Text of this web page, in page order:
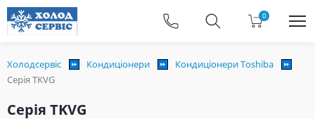
0
Холодсервіс Кондиціонери
Кондиціонери Toshiba
Серія TKVG
Серія TKVG